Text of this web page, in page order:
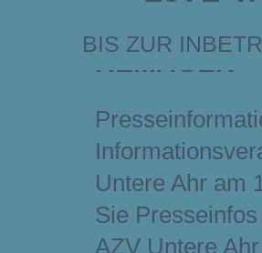
BIS ZUR
NEUBAU
REMAGEN
Untere Ahr am
Sie
AZV Untere